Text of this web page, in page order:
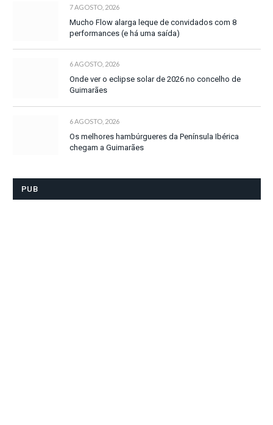
7 AGOSTO, 2026
Mucho Flow alarga leque de convidados com 8
performances (e há uma saída)
6 AGOSTO, 2026
Onde ver o eclipse solar de 2026 no concelho de
Guimarães
6 AGOSTO, 2026
Os melhores hambúrgueres da Península Ibérica
chegam a Guimarães
PUB